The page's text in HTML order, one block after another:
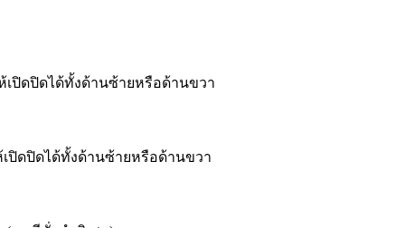
เปิดปิดได้ทั้งด้านซ้ายหรือด้านขวา
ปิดปิดได้ทั้งด้านซ้ายหรือด้านขวา